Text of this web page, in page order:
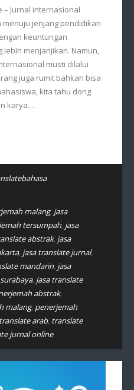
– Jurnal internasional
jenjang pendidikan
keuntungan
menjanjikan. Namun,
musti dilalui
juga rumit bahkan bisa
kita tahu dong
karya…
malang, jasa
tersumpah, jasa
abstrak, jasa
, jasa translate jurnal,
mandarin, jasa
, jasa translate
abstrak,
malang, penerjemah
translate arab, translate
jurnal online